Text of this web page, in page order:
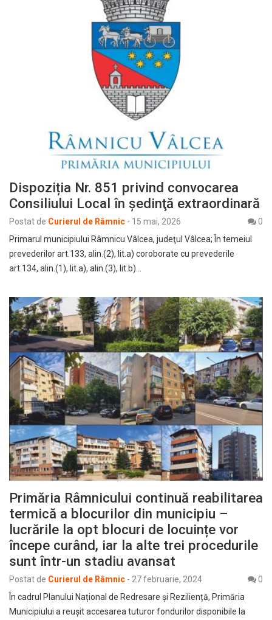
Dispoziția Nr. 851 privind convocarea
Consiliului Local în şedinţă extraordinară
Postat de Curierul de Râmnic - 15 mai, 2026
0
Primarul municipiului Râmnicu Vâlcea, judeţul Vâlcea; În temeiul
prevederilor art.133, alin.(2), lit.a) coroborate cu prevederile
art.134, alin.(1), lit.a), alin.(3), lit.b)…
Primăria Râmnicului continuă reabilitarea
termică a blocurilor din municipiu –
lucrările la opt blocuri de locuințe vor
începe curând, iar la alte trei procedurile
sunt într-un stadiu avansat
Postat de Curierul de Râmnic - 27 februarie, 2024
0
În cadrul Planului Național de Redresare și Reziliență, Primăria
Municipiului a reușit accesarea tuturor fondurilor disponibile la